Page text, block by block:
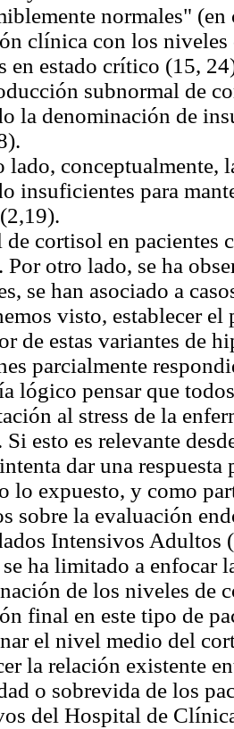
normales"
clínica con los
en estado crítico (15,
subnormal de
la denominación de
lado, conceptualmente,
insuficientes para
cortisol en pacientes
Por otro lado, se ha
se han asociado a
visto, establecer
de estas variantes de
parcialmente
lógico pensar que
al stress de la
Si esto es relevante
dar una
lo expuesto, y como
sobre la evaluación
Intensivos Adultos
ha limitado a enfocar
de los niveles de
final en este tipo de
el nivel medio del
la relación existente
o sobrevida de los
del Hospital de